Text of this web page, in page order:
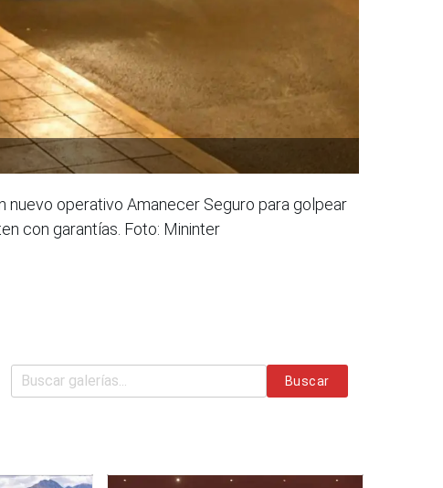
nuevo operativo Amanecer Seguro para golpear
con garantías. Foto: Mininter
Buscar